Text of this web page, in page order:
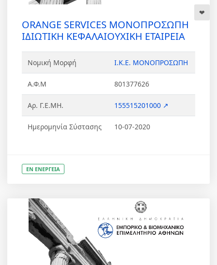
ORANGE SERVICES ΜΟΝΟΠΡΟΣΩΠΗ
ΙΔΙΩΤΙΚΗ ΚΕΦΑΛΑΙΟΥΧΙΚΗ ΕΤΑΙΡΕΙΑ
Νομική Μορφή Ι.Κ.Ε. ΜΟΝΟΠΡΟΣΩΠΗ
Α.Φ.Μ 801377626
Αρ. Γ.Ε.ΜΗ. 155515201000 ↗
Ημερομηνία Σύστασης 10-07-2020
ΕΝ ΕΝΕΡΓΕΙΑ